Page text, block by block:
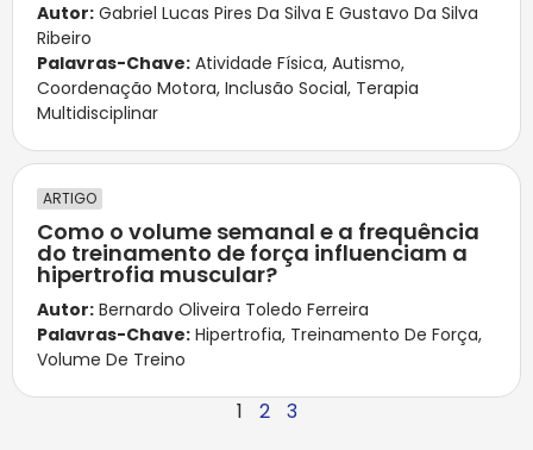
Autor: Gabriel Lucas Pires Da Silva E Gustavo Da Silva
Ribeiro
Palavras-Chave: Atividade Física, Autismo,
Coordenação Motora, Inclusão Social, Terapia
Multidisciplinar
ARTIGO
Como o volume semanal e a frequência
do treinamento de força influenciam a
hipertrofia muscular?
Autor: Bernardo Oliveira Toledo Ferreira
Palavras-Chave: Hipertrofia, Treinamento De Força,
Volume De Treino
1 2 3